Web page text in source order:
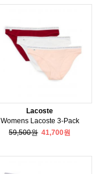
Lacoste
Womens Lacoste 3-Pack
59,500원 41,700원